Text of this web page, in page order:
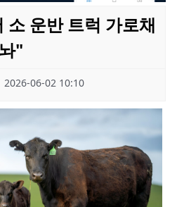
소 운반 트럭 가로채
"
2026-06-02 10:10